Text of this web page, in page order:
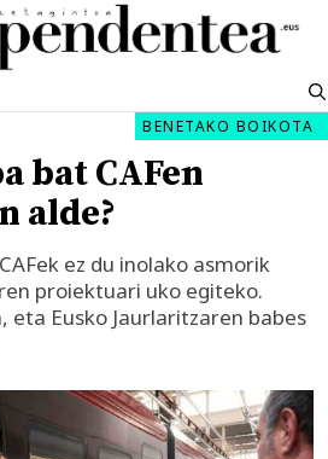
BENETAKO BOIKOTA
bat CAFen
alde?
ez du inolako asmorik
proiektuari uko egiteko.
eta Eusko Jaurlaritzaren babes